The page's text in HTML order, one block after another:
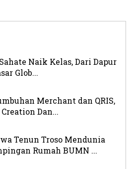
Naik Kelas, Dari Dapur
Glob...
Merchant dan QRIS,
Dan...
Tenun Troso Mendunia
Rumah BUMN ...